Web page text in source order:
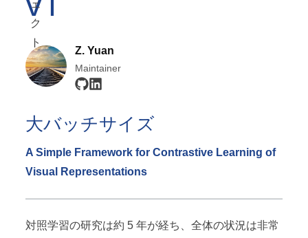
ェ
ク
ト
Z. Yuan
Maintainer
大バッチサイズ
A Simple Framework for Contrastive Learning of
Visual Representations
対照学習の研究は約 5 年が経ち、全体の状況は非常